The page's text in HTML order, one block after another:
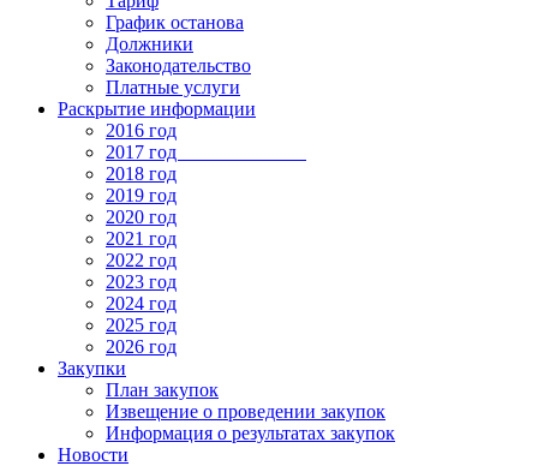
График останова
Должники
Законодательство
Платные услуги
Раскрытие информации
2016 год
2017 год
2018 год
2019 год
2020 год
2021 год
2022 год
2023 год
2024 год
2025 год
2026 год
Закупки
План закупок
Извещение о проведении закупок
Информация о результатах закупок
Новости